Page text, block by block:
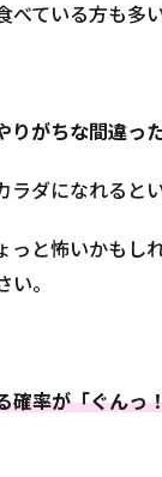
ている方も多
りがちな間違っ
ダになれるとい
っと怖いかもし
。
確率が「ぐんっ